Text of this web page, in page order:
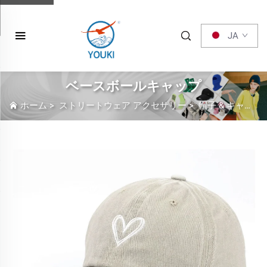
JA
ベースボールキャップ
ホーム > ストリートウェア アクセサリー>帽子 & キャップ